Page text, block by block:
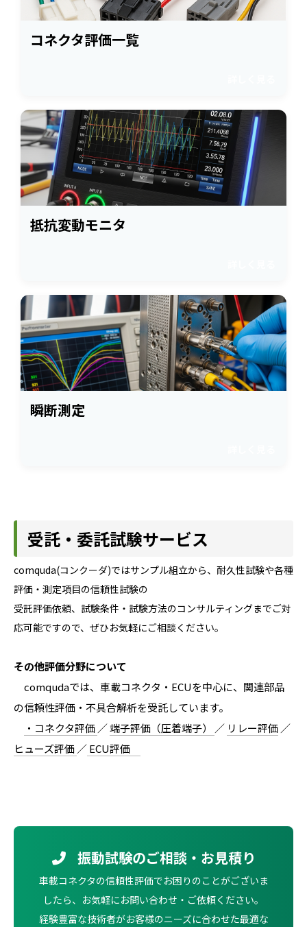
コネクタ評価一覧
抵抗変動モニタ
瞬断測定
受託・委託試験サービス
comquda(コンクーダ)ではサンプル組立から、耐久性試験や各種
評価・測定項目の信頼性試験の
受託評価依頼、試験条件・試験方法のコンサルティングまでご対
応可能ですので、ぜひお気軽にご相談ください。
その他評価分野について
comqudaでは、車載コネクタ・ECUを中心に、関連部品
の信頼性評価・不具合解析を受託しています。
・コネクタ評価／端子評価（圧着端子） ／ リレー評価／
ヒューズ評価／ECU評価
振動試験のご相談・お見積り
車載コネクタの信頼性評価でお困りのことがございま
したら、お気軽にお問い合わせ・ご依頼ください。
経験豊富な技術者がお客様のニーズに合わせた最適な